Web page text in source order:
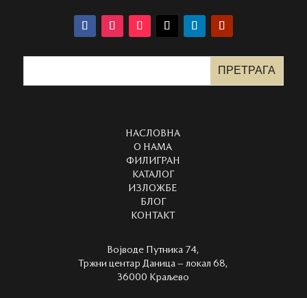
НАСЛОВНА
О НАМА
ФИЛИГРАН
КАТАЛОГ
ИЗЛОЖБЕ
БЛОГ
КОНТАКТ
Војводе Путника 74,
Тржни центар Даница – локал 68,
36000 Краљево